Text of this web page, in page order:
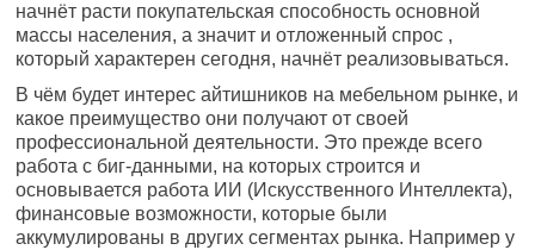
начнёт расти покупательская способность основной
массы населения, а значит и отложенный спрос ,
который характерен сегодня, начнёт реализовываться.
В чём будет интерес айтишников на мебельном рынке, и
какое преимущество они получают от своей
профессиональной деятельности. Это прежде всего
работа с биг-данными, на которых строится и
основывается работа ИИ (Искусственного Интеллекта),
финансовые возможности, которые были
аккумулированы в других сегментах рынка. Например у